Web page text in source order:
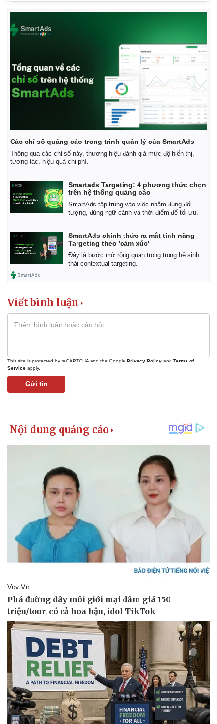
Kinh tế
Khởi nghiệp
Tỷ giá
Các chỉ số quảng cáo trong trình quản lý của SmartAds
Thông qua các chỉ số này, thương hiệu đánh giá mức độ hiển thị,
tương tác, hiệu quả chi phí.
Smartads Targeting: 4 phương thức chọn
trên hệ thống quảng cáo
SmartAds tập trung vào việc nhắm đúng đối
tượng, đúng ngữ cảnh và thời điểm để tối ưu.
SmartAds chính thức ra mắt tính năng
Targeting theo 'cảm xúc'
Đây là bước mở rộng quan trọng trong hệ sinh
thái contextual targeting.
Viết bình luận
This site is protected by reCAPTCHA and the Google Privacy Policy and Terms of
Service apply.
Gửi tin